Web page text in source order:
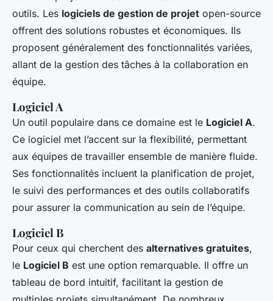
outils. Les logiciels de gestion de projet open-source
offrent des solutions robustes et économiques. Ils
proposent généralement des fonctionnalités variées,
allant de la gestion des tâches à la collaboration en
équipe.
Logiciel A
Un outil populaire dans ce domaine est le Logiciel A.
Ce logiciel met l’accent sur la flexibilité, permettant
aux équipes de travailler ensemble de manière fluide.
Ses fonctionnalités incluent la planification de projet,
le suivi des performances et des outils collaboratifs
pour assurer la communication au sein de l’équipe.
Logiciel B
Pour ceux qui cherchent des alternatives gratuites,
le Logiciel B est une option remarquable. Il offre un
tableau de bord intuitif, facilitant la gestion de